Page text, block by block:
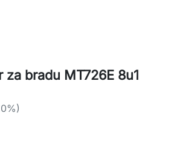
za bradu MT726E 8u1